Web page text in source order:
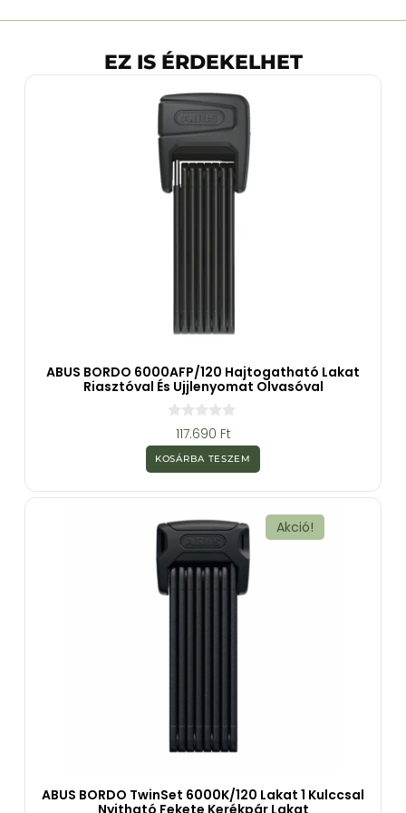
EZ IS ÉRDEKELHET
ABUS BORDO 6000AFP/120 Hajtogatható Lakat
Riasztóval És Ujjlenyomat Olvasóval
z
5
b
117.690 Ft
KOSÁRBA TESZEM
Akció!
ABUS BORDO TwinSet 6000K/120 Lakat 1 Kulccsal